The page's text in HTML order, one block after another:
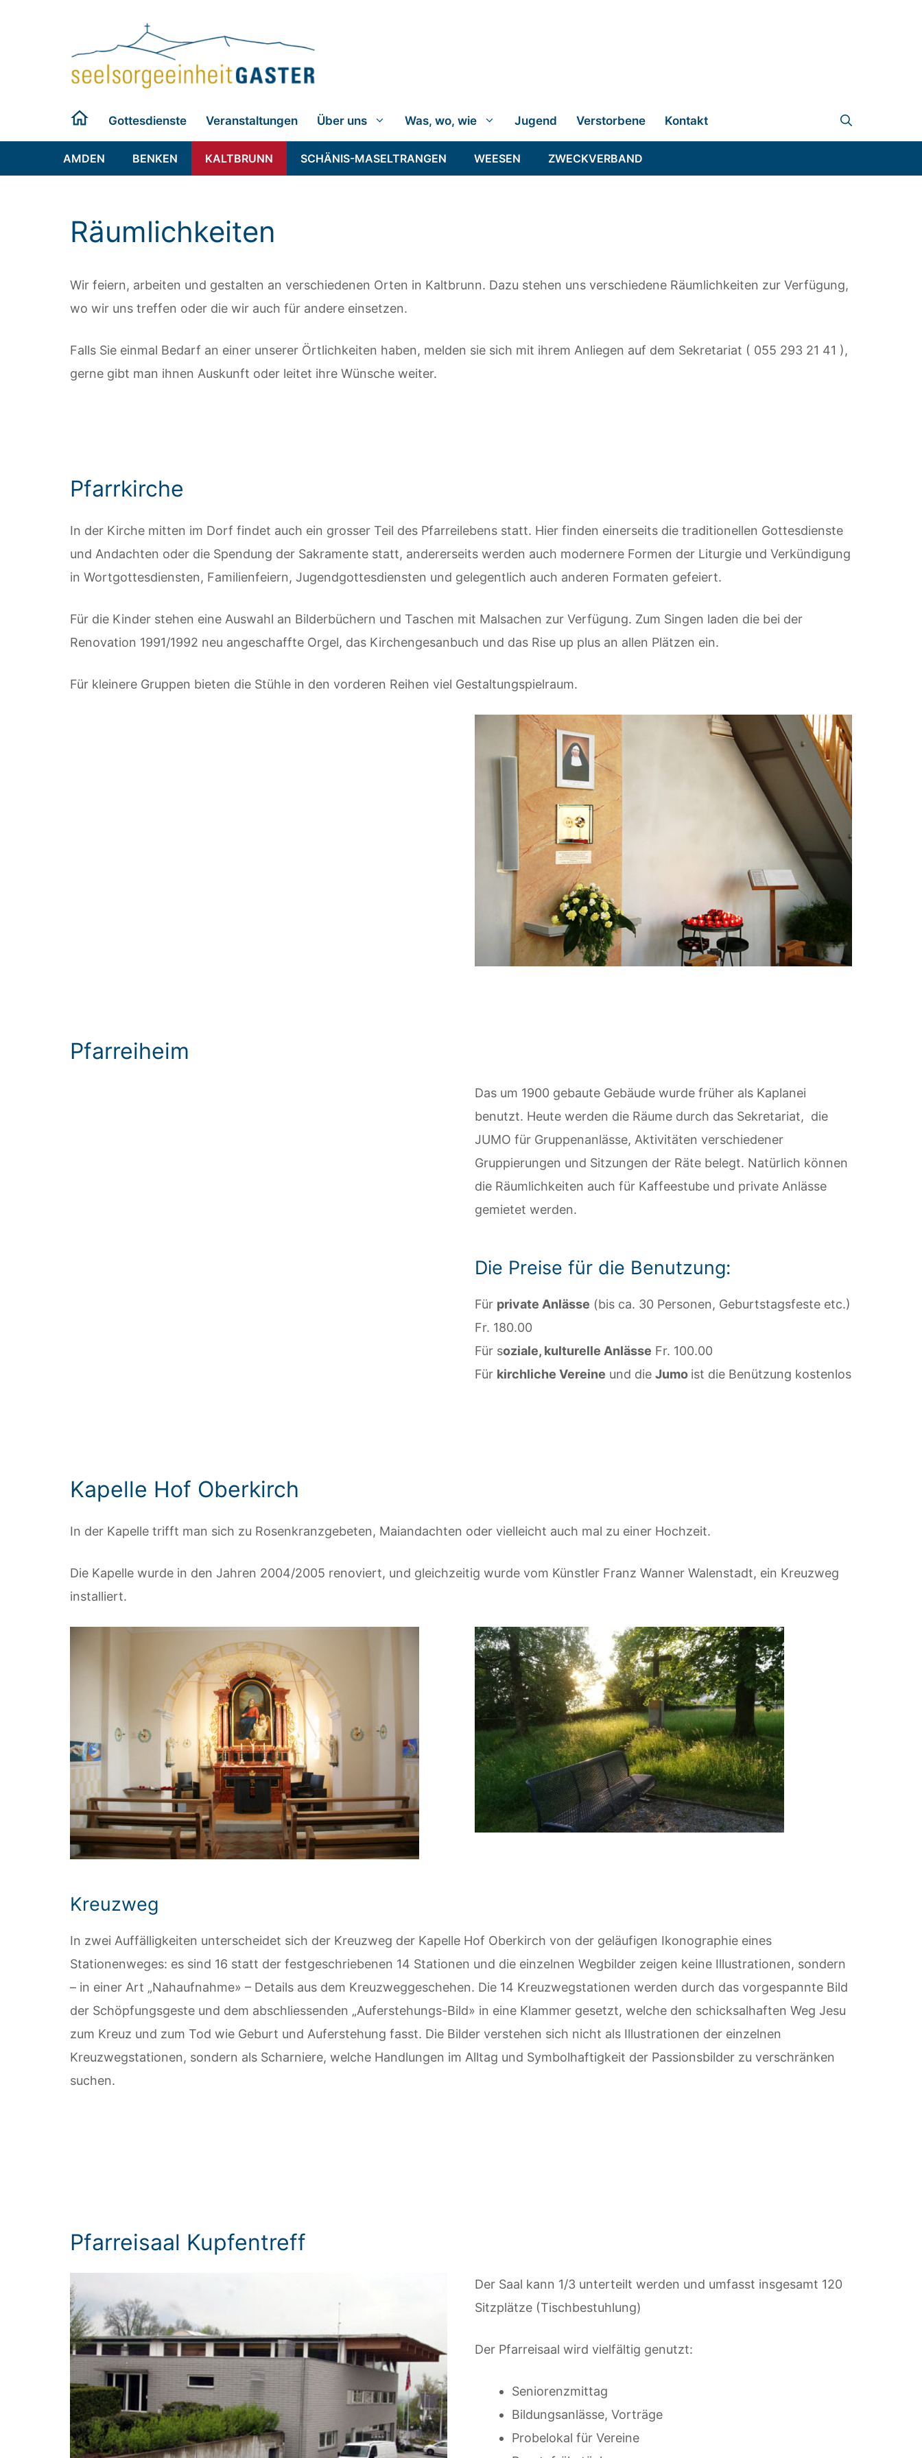
Gottesdienste Veranstaltungen Über uns Was, wo, wie Jugend Verstorbene Kontakt
AMDEN BENKEN KALTBRUNN SCHÄNIS-MASELTRANGEN WEESEN ZWECKVERBAND
Räumlichkeiten
Wir feiern, arbeiten und gestalten an verschiedenen Orten in Kaltbrunn. Dazu stehen uns verschiedene Räumlichkeiten zur Verfügung,
wo wir uns treffen oder die wir auch für andere einsetzen.
Falls Sie einmal Bedarf an einer unserer Örtlichkeiten haben, melden sie sich mit ihrem Anliegen auf dem Sekretariat ( 055 293 21 41 ),
gerne gibt man ihnen Auskunft oder leitet ihre Wünsche weiter.
Pfarrkirche
In der Kirche mitten im Dorf findet auch ein grosser Teil des Pfarreilebens statt. Hier finden einerseits die traditionellen Gottesdienste
und Andachten oder die Spendung der Sakramente statt, andererseits werden auch modernere Formen der Liturgie und Verkündigung
in Wortgottesdiensten, Familienfeiern, Jugendgottesdiensten und gelegentlich auch anderen Formaten gefeiert.
Für die Kinder stehen eine Auswahl an Bilderbüchern und Taschen mit Malsachen zur Verfügung. Zum Singen laden die bei der
Renovation 1991/1992 neu angeschaffte Orgel, das Kirchengesanbuch und das Rise up plus an allen Plätzen ein.
Für kleinere Gruppen bieten die Stühle in den vorderen Reihen viel Gestaltungspielraum.
Pfarreiheim
Das um 1900 gebaute Gebäude wurde früher als Kaplanei
benutzt. Heute werden die Räume durch das Sekretariat, die
JUMO für Gruppenanlässe, Aktivitäten verschiedener
Gruppierungen und Sitzungen der Räte belegt. Natürlich können
die Räumlichkeiten auch für Kaffeestube und private Anlässe
gemietet werden.
Die Preise für die Benutzung:
Für private Anlässe (bis ca. 30 Personen, Geburtstagsfeste etc.)
Fr. 180.00
Für soziale, kulturelle Anlässe Fr. 100.00
Für kirchliche Vereine und die Jumo ist die Benützung kostenlos
Kapelle Hof Oberkirch
In der Kapelle trifft man sich zu Rosenkranzgebeten, Maiandachten oder vielleicht auch mal zu einer Hochzeit.
Die Kapelle wurde in den Jahren 2004/2005 renoviert, und gleichzeitig wurde vom Künstler Franz Wanner Walenstadt, ein Kreuzweg
installiert.
Kreuzweg
In zwei Auffälligkeiten unterscheidet sich der Kreuzweg der Kapelle Hof Oberkirch von der geläufigen Ikonographie eines
Stationenweges: es sind 16 statt der festgeschriebenen 14 Stationen und die einzelnen Wegbilder zeigen keine Illustrationen, sondern
– in einer Art „Nahaufnahme» – Details aus dem Kreuzweggeschehen. Die 14 Kreuzwegstationen werden durch das vorgespannte Bild
der Schöpfungsgeste und dem abschliessenden „Auferstehungs-Bild» in eine Klammer gesetzt, welche den schicksalhaften Weg Jesu
zum Kreuz und zum Tod wie Geburt und Auferstehung fasst. Die Bilder verstehen sich nicht als Illustrationen der einzelnen
Kreuzwegstationen, sondern als Scharniere, welche Handlungen im Alltag und Symbolhaftigkeit der Passionsbilder zu verschränken
suchen.
Pfarreisaal Kupfentreff
Der Saal kann 1/3 unterteilt werden und umfasst insgesamt 120
Sitzplätze (Tischbestuhlung)
Der Pfarreisaal wird vielfältig genutzt:
Seniorenzmittag
Bildungsanlässe, Vorträge
Probelokal für Vereine